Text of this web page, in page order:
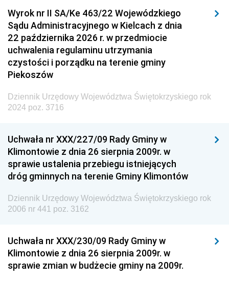
Wyrok nr II SA/Ke 463/22 Wojewódzkiego
Sądu Administracyjnego w Kielcach z dnia
22 października 2026 r. w przedmiocie
uchwalenia regulaminu utrzymania
czystości i porządku na terenie gminy
Piekoszów
Dziennik Urzędowy Województwa Świętokrzyskiego rok
2024 poz. 3716
Uchwała nr XXX/227/09 Rady Gminy w
Klimontowie z dnia 26 sierpnia 2009r. w
sprawie ustalenia przebiegu istniejących
dróg gminnych na terenie Gminy Klimontów
Dziennik Urzędowy Województwa Świętokrzyskiego rok
2006 nr 441 poz. 3162
Uchwała nr XXX/230/09 Rady Gminy w
Klimontowie z dnia 26 sierpnia 2009r. w
sprawie zmian w budżecie gminy na 2009r.